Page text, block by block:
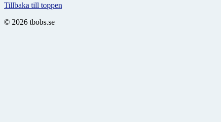
Tillbaka till toppen
© 2026 tbobs.se